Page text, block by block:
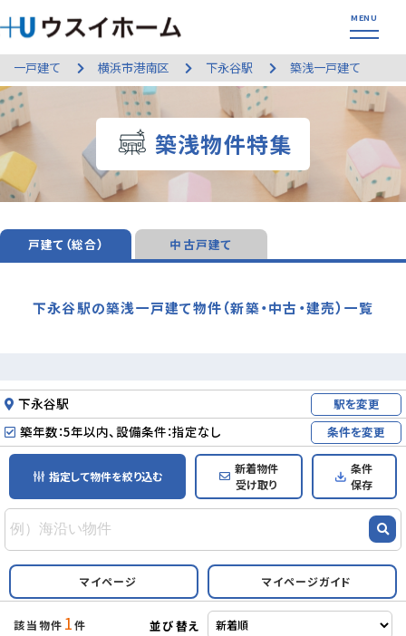
一戸建て 横浜市港南区 下永谷駅 築浅一戸建て
築浅物件特集
戸建て（総合） 中古戸建て
下永谷駅の築浅一戸建て物件（新築・中古・建売）一覧
下永谷駅 駅を変更
築年数：5年以内、設備条件：指定なし 条件を変更
指定して物件を絞り込む
新着物件
受け取り
条件
保存
マイページ マイページガイド
該当物件 1件 並び替え